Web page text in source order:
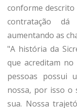
conforme
contratação
aumentando as
"A história da
que acreditam no
pessoas possui
nossa, por isso o
sua. Nossa